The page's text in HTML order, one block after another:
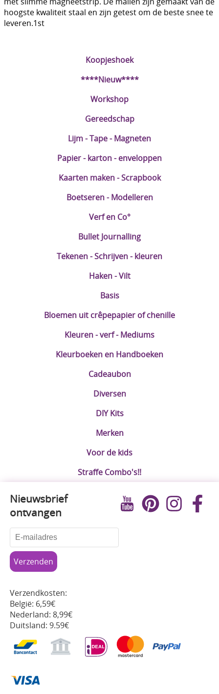
Cadeaubon
Diversen
Koopjeshoek
****Nieuw****
Workshop
Gereedschap
Lijm - Tape - Magneten
Papier - karton - enveloppen
Kaarten maken - Scrapbook
Boetseren - Modelleren
Verf en Co°
Bullet Journalling
Tekenen - Schrijven - kleuren
Haken - Vilt
Basis
Bloemen uit crêpepapier of chenille
Kleuren - verf - Mediums
Kleurboeken en Handboeken
Cadeaubon
Diversen
DIY Kits
Merken
Voor de kids
Straffe Combo's!!
hoogste kwaliteit staal en zijn getest om de beste snee te
leveren.1st
Nieuwsbrief
ontvangen
Verzendkosten:
België: 6,59€
Nederland: 8,99€
Duitsland: 9.59€